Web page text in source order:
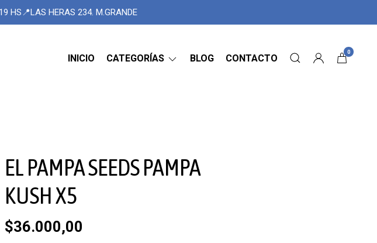
HS📍LAS HERAS 234. M.GRANDE
INICIO CATEGORÍAS BLOG CONTACTO
0
EL PAMPA SEEDS PAMPA
KUSH X5
$36.000,00